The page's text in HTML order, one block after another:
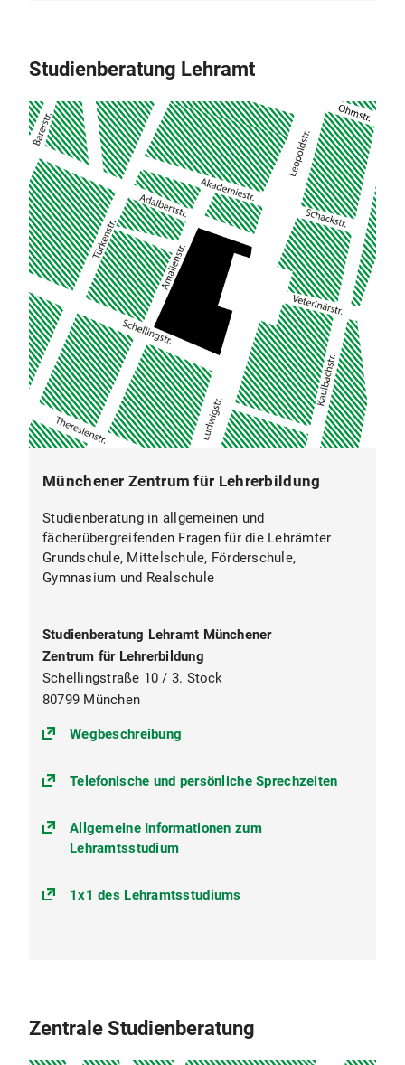
Studienberatung Lehramt
Münchener Zentrum für Lehrerbildung
Studienberatung in allgemeinen und
fächerübergreifenden Fragen für die Lehrämter
Grundschule, Mittelschule, Förderschule,
Gymnasium und Realschule
Studienberatung Lehramt Münchener
Zentrum für Lehrerbildung
Schellingstraße 10 / 3. Stock
80799 München
Wegbeschreibung
Telefonische und persönliche Sprechzeiten
Allgemeine Informationen zum
Lehramtsstudium
1x1 des Lehramtsstudiums
Zentrale Studienberatung